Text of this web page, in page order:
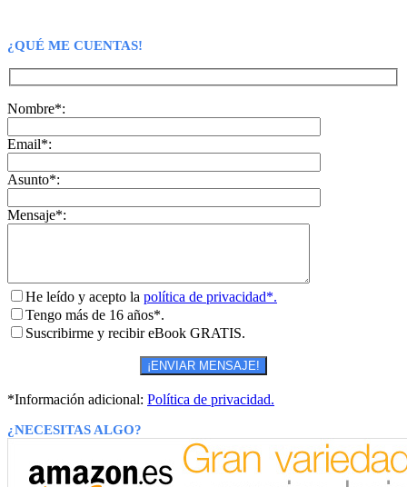
¿QUÉ ME CUENTAS!
Nombre*:
Email*:
Asunto*:
Mensaje*:
He leído y acepto la política de privacidad*.
Tengo más de 16 años*.
Suscribirme y recibir eBook GRATIS.
*Información adicional: Política de privacidad.
¿NECESITAS ALGO?